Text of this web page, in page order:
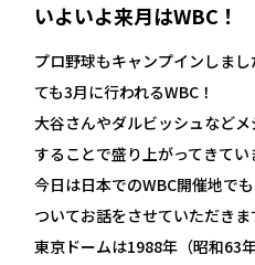
いよいよ来月はWBC！
プロ野球もキャンプインしま
ても3月に行われるWBC！
大谷さんやダルビッシュなど
することで盛り上がってきてい
今日は日本でのWBC開催地で
ついてお話をさせていただきま
東京ドームは1988年 （昭和63